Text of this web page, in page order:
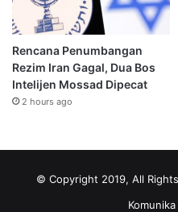
Rencana Penumbangan
Rezim Iran Gagal, Dua Bos
Intelijen Mossad Dipecat
2 hours ago
© Copyright 2019, All
Komunika